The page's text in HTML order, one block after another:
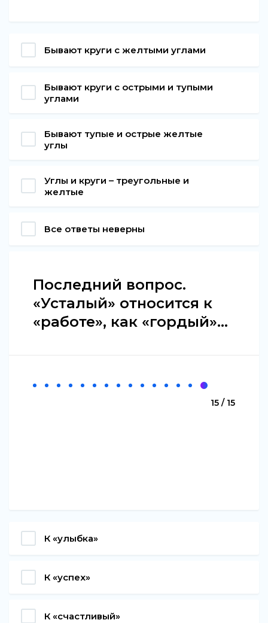
Бывают круги с желтыми углами
Бывают круги с острыми и тупыми
углами
Бывают тупые и острые желтые
углы
Углы и круги – треугольные и
желтые
Все ответы неверны
Последний вопрос.
«Усталый» относится к
«работе», как «гордый»...
15 / 15
К «улыбка»
К «успех»
К «счастливый»